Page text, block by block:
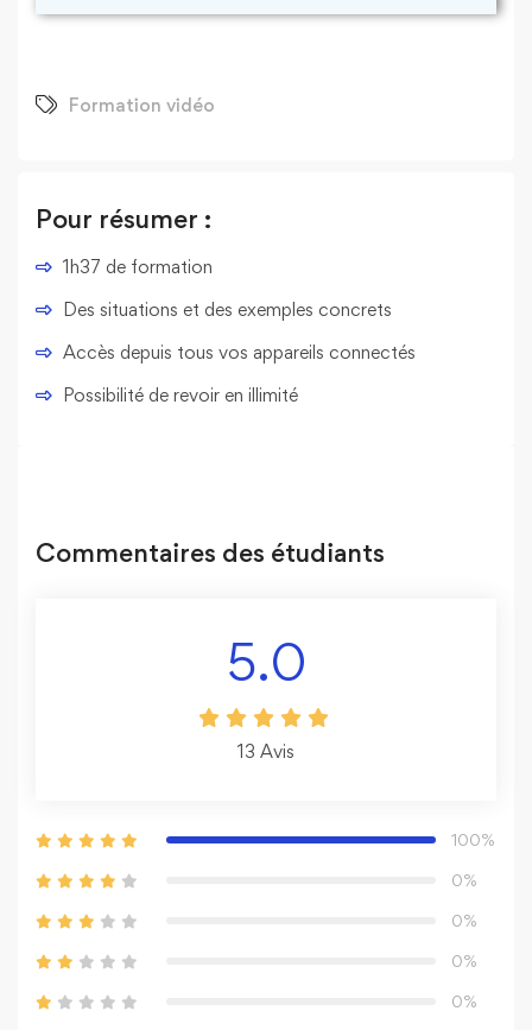
Formation vidéo
Pour résumer :
1h37 de formation
Des situations et des exemples concrets
Accès depuis tous vos appareils connectés
Possibilité de revoir en illimité
Commentaires des étudiants
5.0
13 Avis
100%
0%
0%
0%
0%